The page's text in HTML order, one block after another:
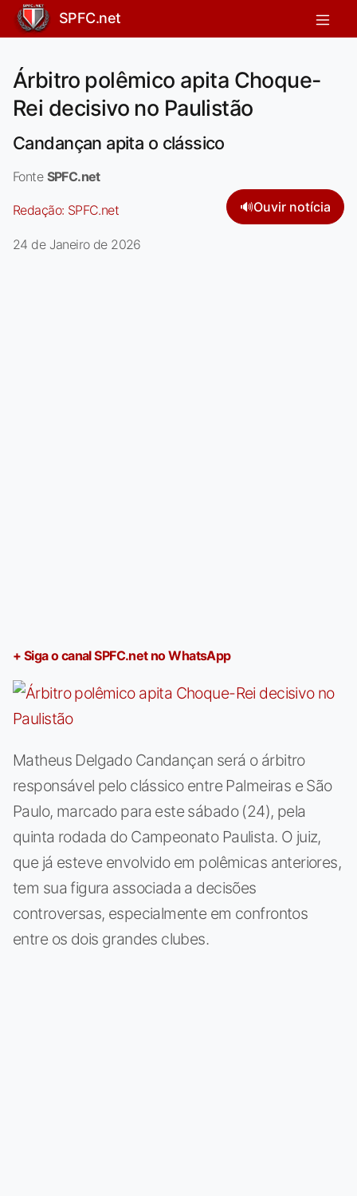
SPFC.net
Árbitro polêmico apita Choque-
Rei decisivo no Paulistão
Candançan apita o clássico
Fonte SPFC.net
Redação: SPFC.net 🔊Ouvir notícia
24 de Janeiro de 2026
+ Siga o canal SPFC.net no WhatsApp
Matheus Delgado Candançan será o árbitro
responsável pelo clássico entre Palmeiras e São
Paulo, marcado para este sábado (24), pela
quinta rodada do Campeonato Paulista. O juiz,
que já esteve envolvido em polêmicas anteriores,
tem sua figura associada a decisões
controversas, especialmente em confrontos
entre os dois grandes clubes.